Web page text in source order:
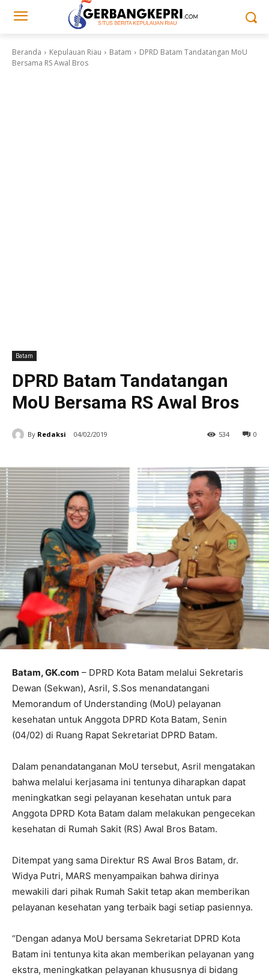
Beranda Kepulauan Riau Batam
DPRD Batam Tandatangan MoU
Bersama RS Awal Bros
Batam
DPRD Batam Tandatangan
MoU Bersama RS Awal Bros
By Redaksi 04/02/2019 0
534
Batam, GK.com – DPRD Kota Batam melalui Sekretaris
Dewan (Sekwan), Asril, S.Sos menandatangani
Memorandum of Understanding (MoU) pelayanan
kesehatan untuk Anggota DPRD Kota Batam, Senin
(04/02) di Ruang Rapat Sekretariat DPRD Batam.
Dalam penandatanganan MoU tersebut, Asril mengatakan
bahwa melalui kerjasama ini tentunya diharapkan dapat
meningkatkan segi pelayanan kesehatan untuk para
Anggota DPRD Kota Batam dalam melakukan pengecekan
kesehatan di Rumah Sakit (RS) Awal Bros Batam.
Ditempat yang sama Direktur RS Awal Bros Batam, dr.
Widya Putri, MARS menyampaikan bahwa dirinya
mewakili dari pihak Rumah Sakit tetap akan memberikan
pelayanan kesehatan yang terbaik bagi setiap pasiennya.
“Dengan adanya MoU bersama Sekretariat DPRD Kota
Batam ini tentunya kita akan memberikan pelayanan yang
ekstra, meningkatkan pelayanan khususnya di bidang